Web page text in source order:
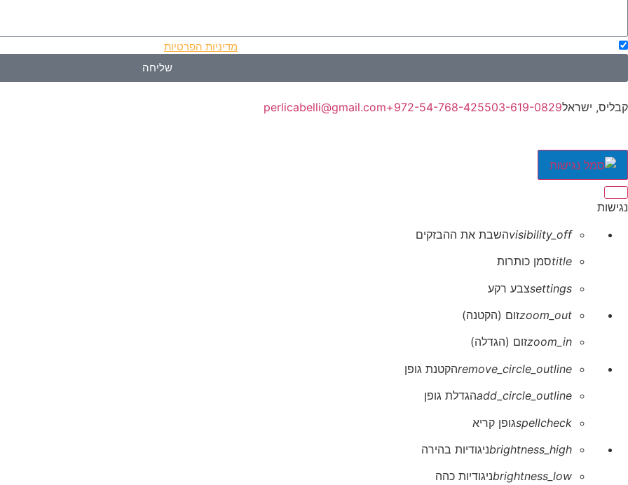
מדיניות הפרטיות
שליחה
קבליס, ישראל03-619-0829
972-54-768-4255+
perlicabelli@gmail.com
סגור את סרגל הכלים של נגישות
נגישות
visibility_offהשבת את ההבזקים
titleסמן כותרות
settingsצבע רקע
zoom_outזום (הקטנה)
zoom_inזום (הגדלה)
remove_circle_outlineהקטנת גופן
add_circle_outlineהגדלת גופן
spellcheckגופן קריא
brightness_highניגודיות בהירה
brightness_lowניגודיות כהה